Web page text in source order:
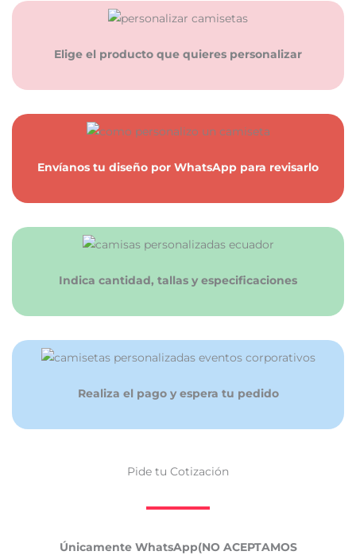
Elige el producto que quieres personalizar
Envíanos tu diseño por WhatsApp para revisarlo
Indica cantidad, tallas y especificaciones
Realiza el pago y espera tu pedido
Pide tu Cotización
Únicamente WhatsApp(NO ACEPTAMOS